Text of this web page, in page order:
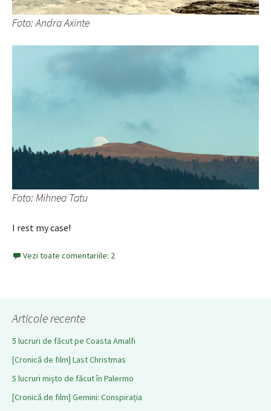
Foto: Andra Axinte
Foto: Mihnea Tatu
I rest my case!
Vezi toate comentariile: 2
Articole recente
5 lucruri de făcut pe Coasta Amalfi
[Cronică de film] Last Christmas
5 lucruri mișto de făcut în Palermo
[Cronică de film] Gemini: Conspirația